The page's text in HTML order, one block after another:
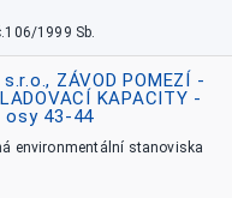
1999 Sb.
ZÁVOD POMEZÍ -
KAPACITY -
osy 43-44
environmentální stanoviska